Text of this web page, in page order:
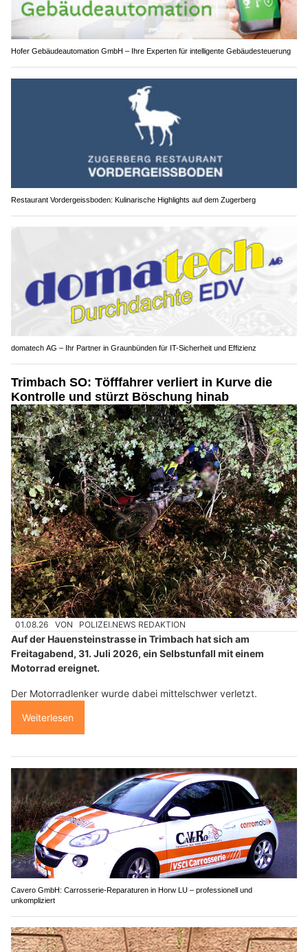
Hofer Gebäudeautomation GmbH – Ihre Experten für intelligente Gebäudesteuerung
Restaurant Vordergeissboden: Kulinarische Highlights auf dem Zugerberg
domatech AG – Ihr Partner in Graunbünden für IT-Sicherheit und Effizienz
Trimbach SO: Töfffahrer verliert in Kurve die
Kontrolle und stürzt Böschung hinab
01.08.26 VON POLIZEI.NEWS REDAKTION
Auf der Hauensteinstrasse in Trimbach hat sich am
Freitagabend, 31. Juli 2026, ein Selbstunfall mit einem
Motorrad ereignet.
Der Motorradlenker wurde dabei mittelschwer verletzt.
Weiterlesen
Cavero GmbH: Carrosserie-Reparaturen in Horw LU – professionell und
unkompliziert